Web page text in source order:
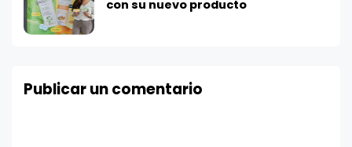
con su nuevo producto
Publicar un comentario